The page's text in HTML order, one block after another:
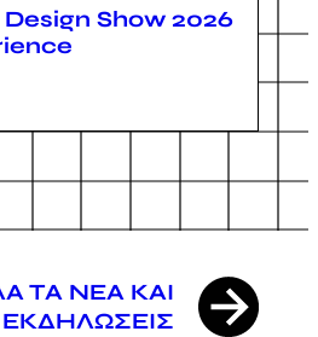
Show 2026
TA ΝΕΑ ΚΑΙ
ΕΚΔΗΛΩΣΕΙΣ